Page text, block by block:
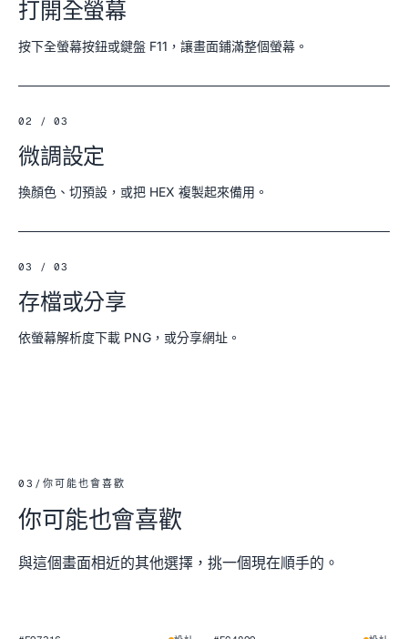
打開全螢幕
按下全螢幕按鈕或鍵盤 F11，讓畫面鋪滿整個螢幕。
02 / 03
微調設定
換顏色、切預設，或把 HEX 複製起來備用。
03 / 03
存檔或分享
依螢幕解析度下載 PNG，或分享網址。
03 / 你可能也會喜歡
你可能也會喜歡
與這個畫面相近的其他選擇，挑一個現在順手的。